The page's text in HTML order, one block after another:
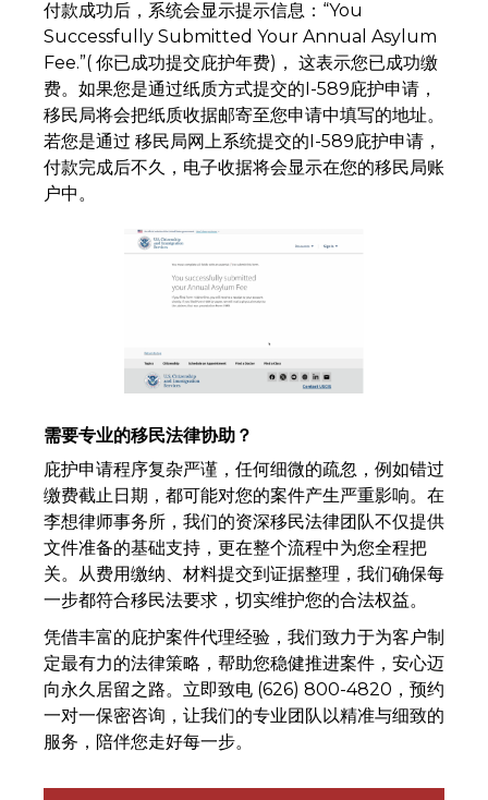
付款成功后，系统会显示提示信息：“You
Successfully Submitted Your Annual Asylum
Fee.”( 你已成功提交庇护年费)， 这表示您已成功缴
费。如果您是通过纸质方式提交的I-589庇护申请，
移民局将会把纸质收据邮寄至您申请中填写的地址。
若您是通过 移民局网上系统提交的I-589庇护申请，
付款完成后不久，电子收据将会显示在您的移民局账
户中。
需要专业的移民法律协助？
庇护申请程序复杂严谨，任何细微的疏忽，例如错过
缴费截止日期，都可能对您的案件产生严重影响。在
李想律师事务所，我们的资深移民法律团队不仅提供
文件准备的基础支持，更在整个流程中为您全程把
关。从费用缴纳、材料提交到证据整理，我们确保每
一步都符合移民法要求，切实维护您的合法权益。
凭借丰富的庇护案件代理经验，我们致力于为客户制
定最有力的法律策略，帮助您稳健推进案件，安心迈
向永久居留之路。立即致电 (626) 800-4820，预约
一对一保密咨询，让我们的专业团队以精准与细致的
服务，陪伴您走好每一步。